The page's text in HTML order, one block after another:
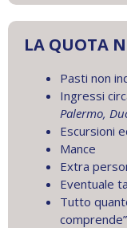
LA QUOTA
Pasti non
Ingressi
Palermo,
Escursioni
Mance
Extra
Eventuale
Tutto
comprende”